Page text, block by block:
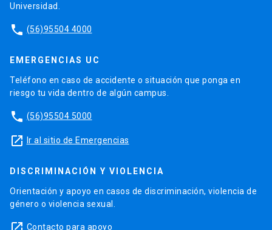
Universidad.
phone (56)95504 4000
EMERGENCIAS UC
Teléfono en caso de accidente o situación que ponga en
riesgo tu vida dentro de algún campus.
phone (56)95504 5000
launch Ir al sitio de Emergencias
DISCRIMINACIÓN Y VIOLENCIA
Orientación y apoyo en casos de discriminación, violencia de
género o violencia sexual.
Contacto para apoyo